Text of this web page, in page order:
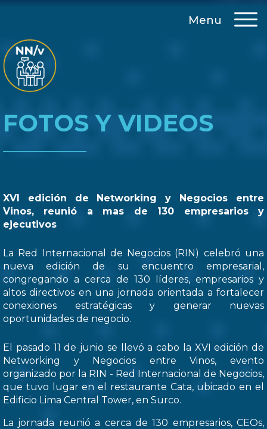
Menu
FOTOS Y VIDEOS
XVI edición de Networking y Negocios entre
Vinos, reunió a mas de 130 empresarios y
ejecutivos
La Red Internacional de Negocios (RIN) celebró una
nueva edición de su encuentro empresarial,
congregando a cerca de 130 líderes, empresarios y
altos directivos en una jornada orientada a fortalecer
conexiones estratégicas y generar nuevas
oportunidades de negocio.
El pasado 11 de junio se llevó a cabo la XVI edición de
Networking y Negocios entre Vinos, evento
organizado por la RIN - Red Internacional de Negocios,
que tuvo lugar en el restaurante Cata, ubicado en el
Edificio Lima Central Tower, en Surco.
La jornada reunió a cerca de 130 empresarios, CEOs,